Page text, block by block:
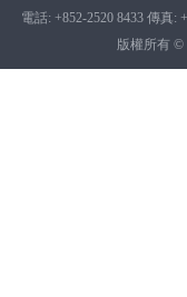
電話: +852-2520 8433 傳真:
版權所有 ©